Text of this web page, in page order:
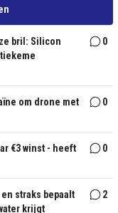
bril: Silicon
0
om drone met
0
€3 winst - heeft
0
straks bepaalt
krijgt
2